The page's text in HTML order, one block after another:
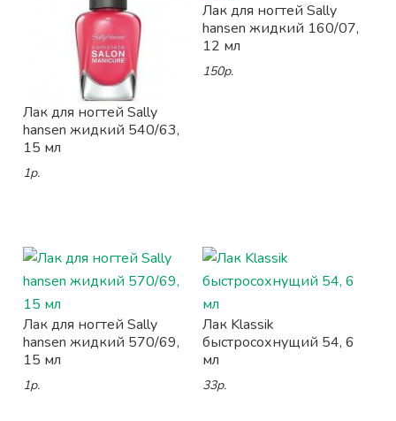
Лак для ногтей Sally
hansen жидкий 540/63,
15 мл
1р.
Лак для ногтей Sally
hansen жидкий 160/07,
12 мл
150р.
Лак для ногтей Sally
hansen жидкий 570/69,
15 мл
1р.
Лак Klassik
быстросохнущий 54, 6
мл
33р.